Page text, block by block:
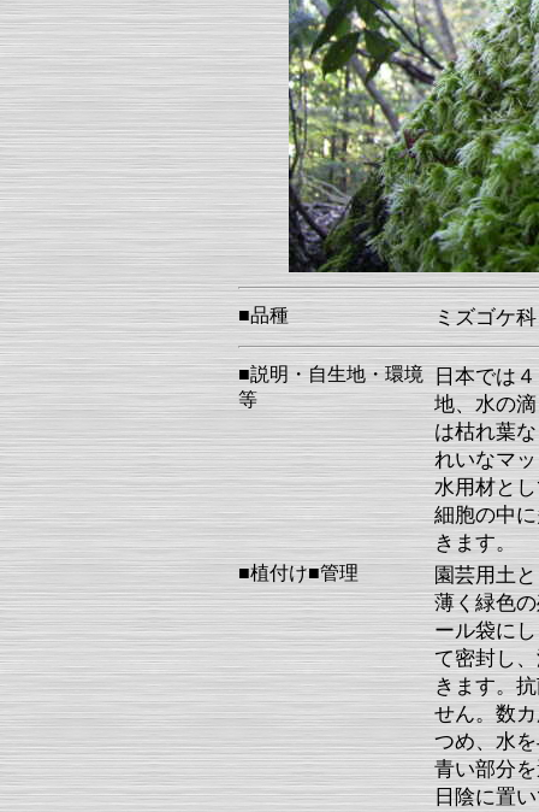
■品種 ミズゴケ
■説明・自生地・環境
等
日本では
地、水の
は枯れ葉
れいなマ
水用材と
細胞の中
きます。
■植付け■管理
園芸用土
薄く緑色
ール袋に
て密封し
きます。
せん。数
つめ、水
青い部分
日陰に置